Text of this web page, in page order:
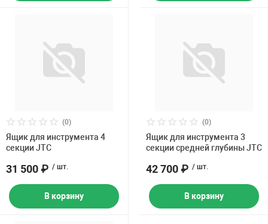
(0)
Ящик для инструмента 4
секции JTC
31 500 ₽ / шт.
В корзину
(0)
Ящик для инструмента 3
секции средней глубины JTC
42 700 ₽ / шт.
В корзину